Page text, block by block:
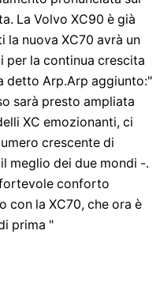
La Volvo XC90 è già
nuova XC70 avrà un
per la continua crescita
detto Arp.Arp aggiunto:"
sarà presto ampliata
XC emozionanti, ci
crescente di
meglio dei due mondi -.
conforto
con la XC70, che ora è
prima "